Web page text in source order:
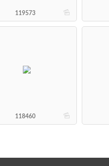
b
119573
b
118460